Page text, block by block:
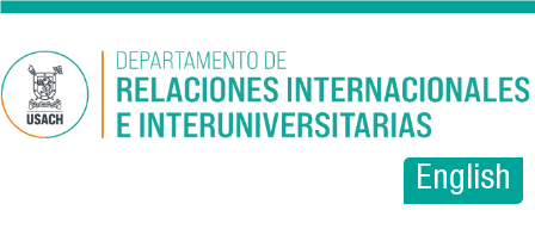
Pasar al contenido principal
English